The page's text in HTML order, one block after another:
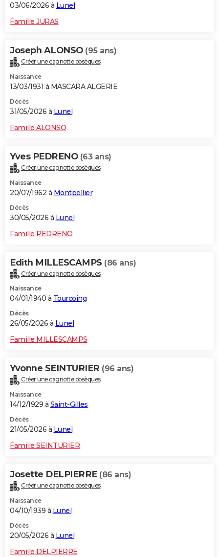
03/06/2026 à Lunel
Famille JURAS
Joseph ALONSO (95 ans)
Créer une cagnotte obsèques
Naissance
13/03/1931 à MASCARA ALGERIE
Décès
31/05/2026 à Lunel
Famille ALONSO
Yves PEDRENO (63 ans)
Créer une cagnotte obsèques
Naissance
20/07/1962 à Montpellier
Décès
30/05/2026 à Lunel
Famille PEDRENO
Edith MILLESCAMPS (86 ans)
Créer une cagnotte obsèques
Naissance
04/01/1940 à Tourcoing
Décès
26/05/2026 à Lunel
Famille MILLESCAMPS
Yvonne SEINTURIER (96 ans)
Créer une cagnotte obsèques
Naissance
14/12/1929 à Saint-Gilles
Décès
21/05/2026 à Lunel
Famille SEINTURIER
Josette DELPIERRE (86 ans)
Créer une cagnotte obsèques
Naissance
04/10/1939 à Lunel
Décès
20/05/2026 à Lunel
Famille DELPIERRE